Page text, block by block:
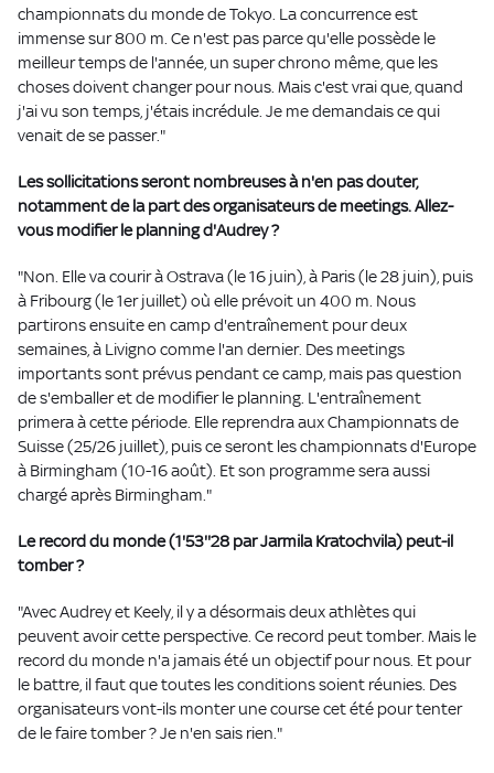
championnats du monde de Tokyo. La concurrence est
immense sur 800 m. Ce n'est pas parce qu'elle possède le
meilleur temps de l'année, un super chrono même, que les
choses doivent changer pour nous. Mais c'est vrai que, quand
j'ai vu son temps, j'étais incrédule. Je me demandais ce qui
venait de se passer."
Les sollicitations seront nombreuses à n'en pas douter,
notamment de la part des organisateurs de meetings. Allez-
vous modifier le planning d'Audrey ?
"Non. Elle va courir à Ostrava (le 16 juin), à Paris (le 28 juin), puis
à Fribourg (le 1er juillet) où elle prévoit un 400 m. Nous
partirons ensuite en camp d'entraînement pour deux
semaines, à Livigno comme l'an dernier. Des meetings
importants sont prévus pendant ce camp, mais pas question
de s'emballer et de modifier le planning. L'entraînement
primera à cette période. Elle reprendra aux Championnats de
Suisse (25/26 juillet), puis ce seront les championnats d'Europe
à Birmingham (10-16 août). Et son programme sera aussi
chargé après Birmingham."
Le record du monde (1'53''28 par Jarmila Kratochvila) peut-il
tomber ?
"Avec Audrey et Keely, il y a désormais deux athlètes qui
peuvent avoir cette perspective. Ce record peut tomber. Mais le
record du monde n'a jamais été un objectif pour nous. Et pour
le battre, il faut que toutes les conditions soient réunies. Des
organisateurs vont-ils monter une course cet été pour tenter
de le faire tomber ? Je n'en sais rien."